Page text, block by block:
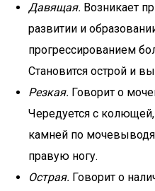
Давящая. Возникает
развитии и
прогрессированием
Становится острой и
Резкая. Говорит о
Чередуется с
камней по
правую ногу.
Острая. Говорит о